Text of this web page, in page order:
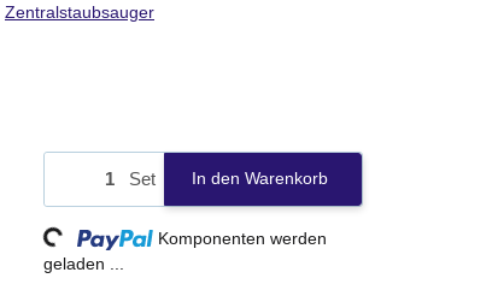
Zentralstaubsauger
Set In den Warenkorb
Loading...
Komponenten werden
geladen ...